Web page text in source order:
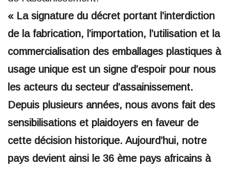
« La signature du décret portant l’interdiction
de la fabrication, l’importation, l’utilisation et la
commercialisation des emballages plastiques à
usage unique est un signe d’espoir pour nous
les acteurs du secteur d’assainissement.
Depuis plusieurs années, nous avons fait des
sensibilisations et plaidoyers en faveur de
cette décision historique. Aujourd’hui, notre
pays devient ainsi le 36 ème pays africains à